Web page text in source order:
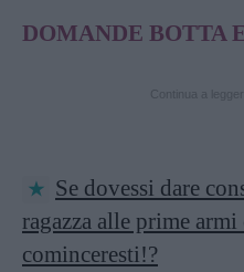
DOMANDE BOTTA
Se dovessi dare
ragazza alle prime
cominceresti!?